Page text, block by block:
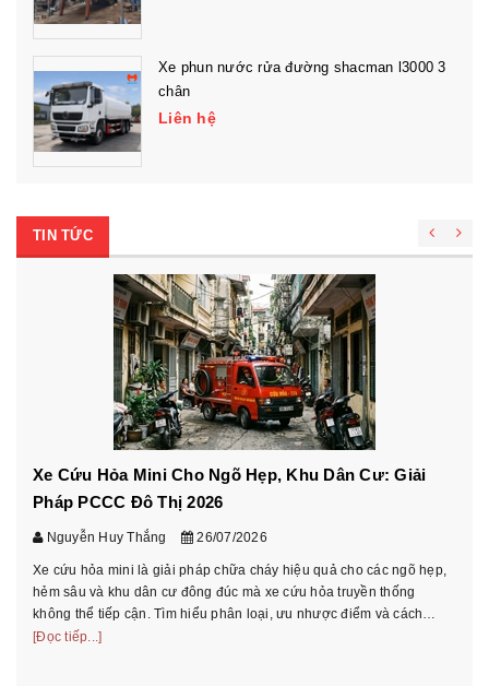
Xe phun nước rửa đường shacman l3000 3
chân
Liên hệ
TIN TỨC
Xe Cứu Hỏa Mini Cho Ngõ Hẹp, Khu Dân Cư: Giải
Pháp PCCC Đô Thị 2026
Nguyễn Huy Thắng 26/07/2026
Xe cứu hỏa mini là giải pháp chữa cháy hiệu quả cho các ngõ hẹp,
hẻm sâu và khu dân cư đông đúc mà xe cứu hỏa truyền thống
không thể tiếp cận. Tìm hiểu phân loại, ưu nhược điểm và cách
chọn xe phù ...
[Đọc tiếp...]